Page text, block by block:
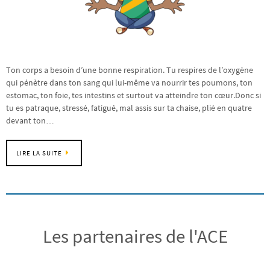
Ton corps a besoin d’une bonne respiration. Tu respires de l’oxygène
qui pénètre dans ton sang qui lui-même va nourrir tes poumons, ton
estomac, ton foie, tes intestins et surtout va atteindre ton cœur.Donc si
tu es patraque, stressé, fatigué, mal assis sur ta chaise, plié en quatre
devant ton…
LIRE LA SUITE
Les partenaires de l'ACE